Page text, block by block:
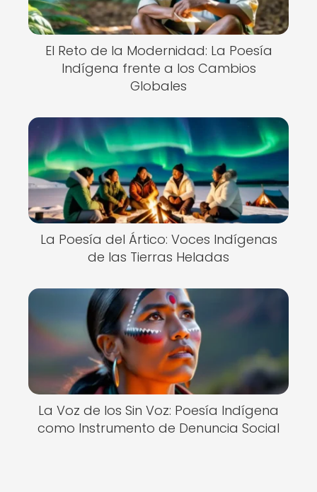
El Reto de la Modernidad: La Poesía
Indígena frente a los Cambios
Globales
La Poesía del Ártico: Voces Indígenas
de las Tierras Heladas
La Voz de los Sin Voz: Poesía Indígena
como Instrumento de Denuncia Social